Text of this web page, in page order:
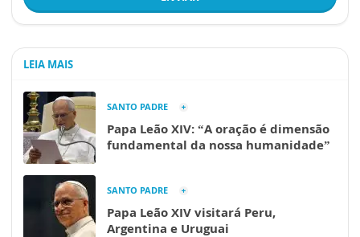
LEIA MAIS
SANTO PADRE
Papa Leão XIV: “A oração é dimensão
fundamental da nossa humanidade”
SANTO PADRE
Papa Leão XIV visitará Peru,
Argentina e Uruguai